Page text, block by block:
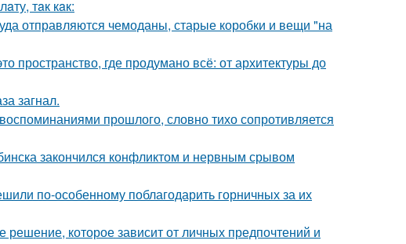
тaк кaк:
отправляются чемоданы, старые коробки и вещи "на
где продумано всё: от архитектуры до
загнал.
прошлого, словно тихо сопротивляется
закончился конфликтом и нервным срывом
по-особенному поблагодарить горничных за их
которое зависит от личных предпочтений и